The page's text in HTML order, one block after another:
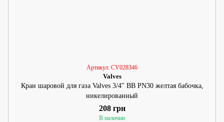
Артикул: CV028346
Valves
Кран шаровой для газа Valves 3/4" ВВ PN30 желтая бабочка,
никелированный
208 грн
В наличии